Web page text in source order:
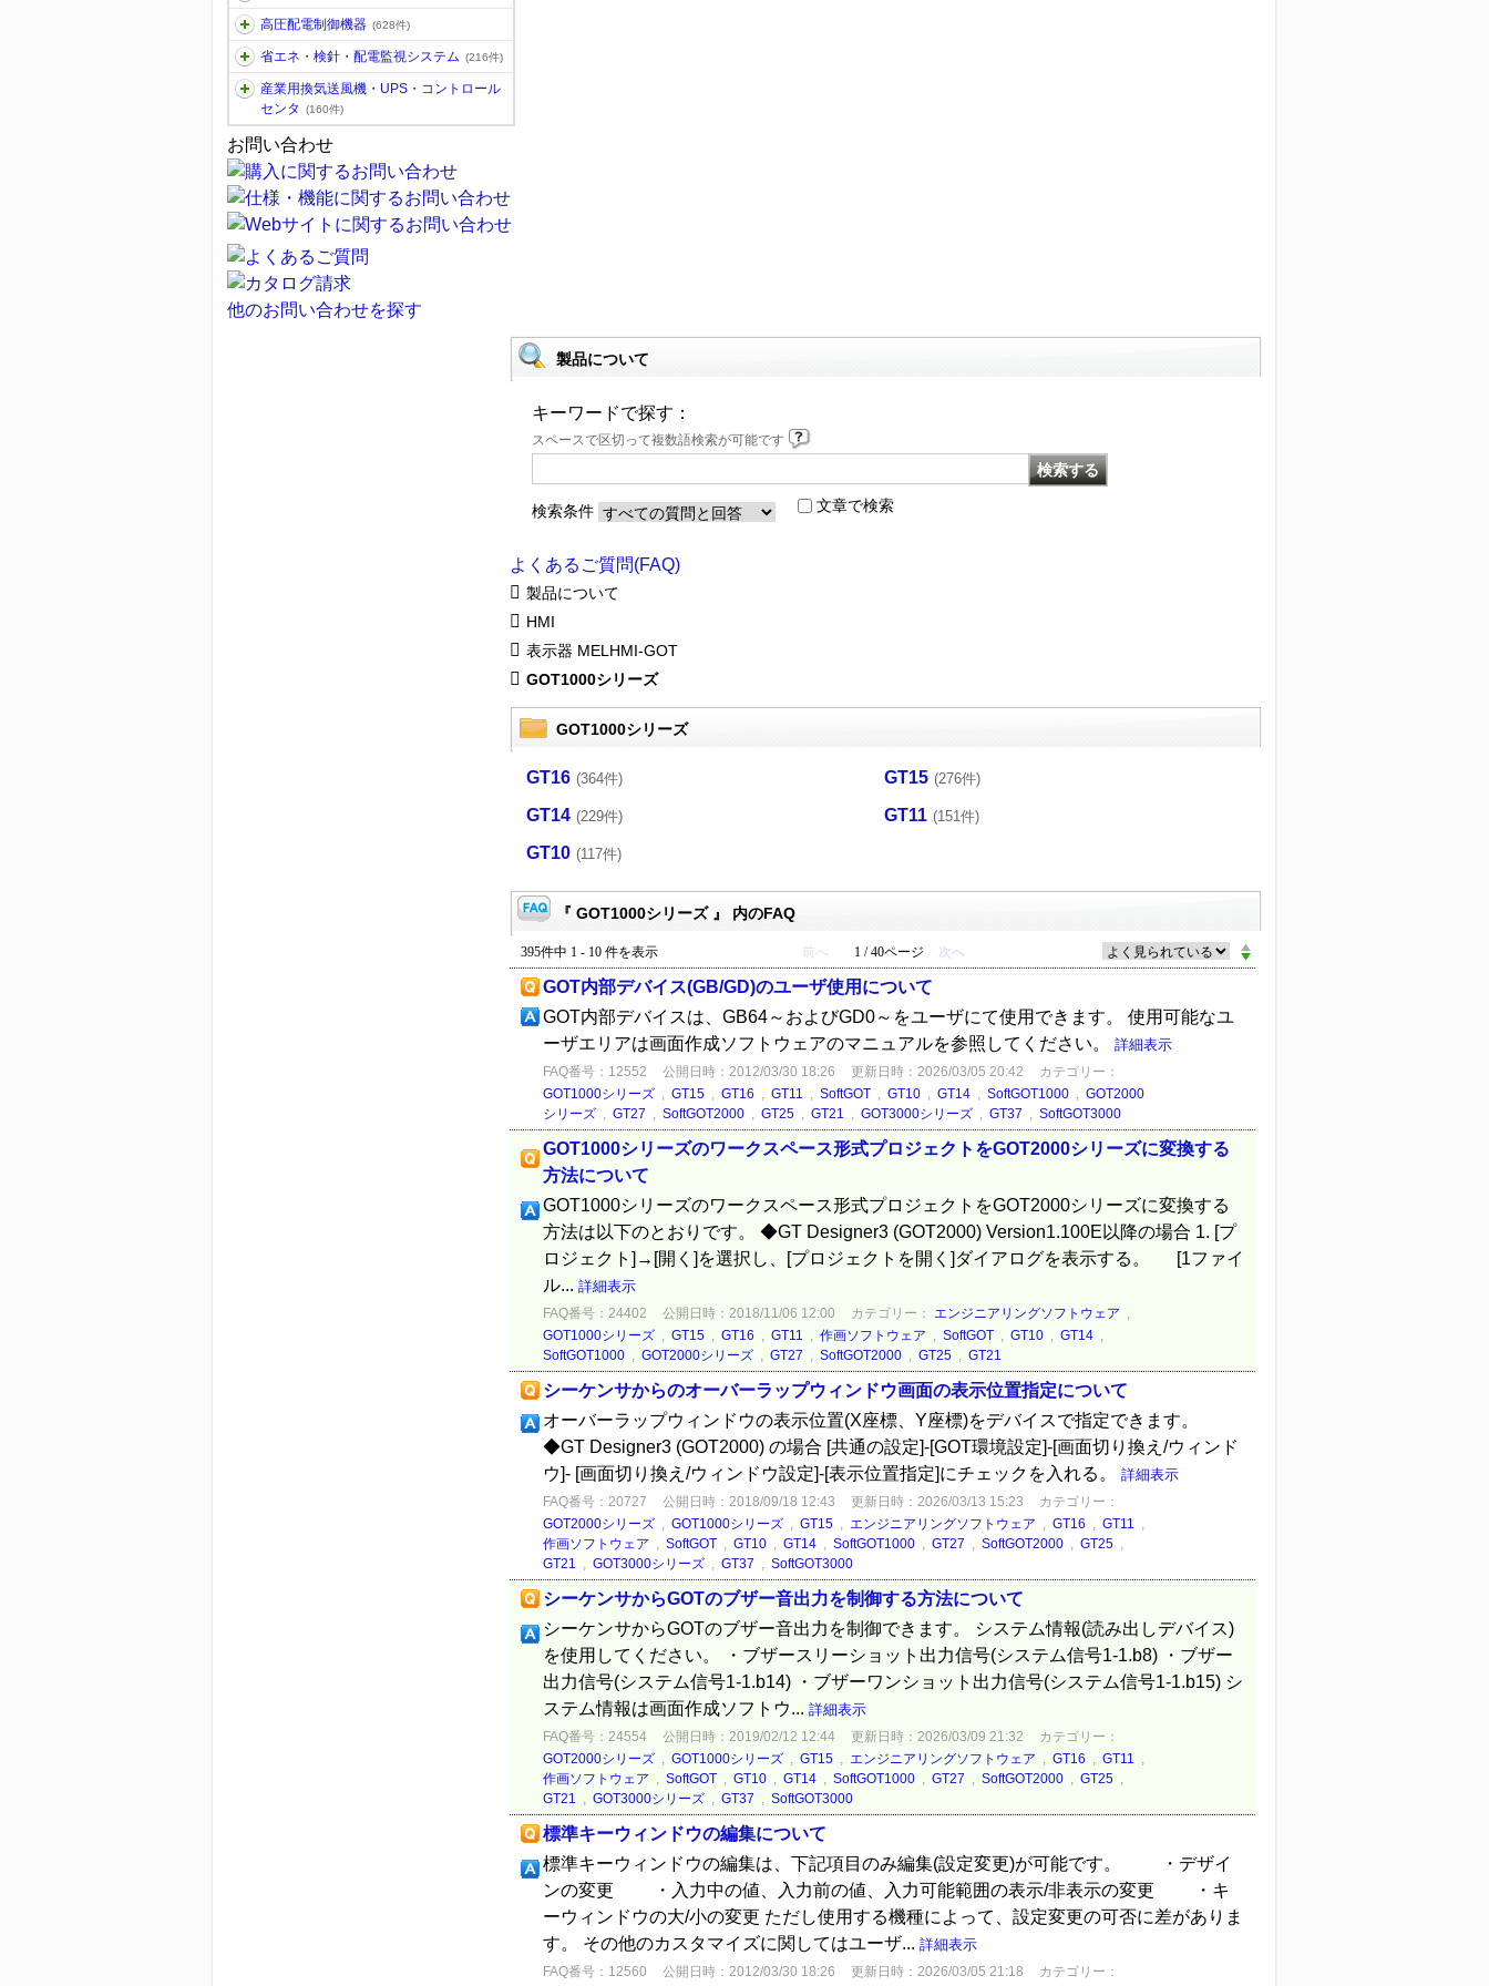
高圧配電制御機器 (628件)
省エネ・検針・配電監視システム (216件)
産業用換気送風機・UPS・コントロール
センタ
(160件)
お問い合わせ
他のお問い合わせを探す
製品について
キーワードで探す：
スペースで区切って複数語検索が可能です
検索条件 文章で検索
よくあるご質問(FAQ)
製品について
HMI
表示器 MELHMI-GOT
GOT1000シリーズ
GOT1000シリーズ
GT16 (364件) GT15 (276件)
GT14 (229件) GT11 (151件)
GT10 (117件)
『 GOT1000シリーズ 』 内のFAQ
395件中 1 - 10 件を表示 前へ 1 / 40ページ 次へ
GOT内部デバイス(GB/GD)のユーザ使用について
GOT内部デバイスは、GB64～およびGD0～をユーザにて使用できます。 使用可能なユ
ーザエリアは画面作成ソフトウェアのマニュアルを参照してください。 詳細表示
FAQ番号：12552 公開日時：2012/03/30 18:26 更新日時：2026/03/05 20:42
カテゴリー：
GOT1000シリーズ, GT15, GT16 , GT11 , SoftGOT, GT10, GT14, SoftGOT1000, GOT2000
シリーズ, GT27 , SoftGOT2000, GT25, GT21 , GOT3000シリーズ, GT37 , SoftGOT3000
GOT1000シリーズのワークスペース形式プロジェクトをGOT2000シリーズに変換する
方法について
GOT1000シリーズのワークスペース形式プロジェクトをGOT2000シリーズに変換する
方法は以下のとおりです。 ◆GT Designer3 (GOT2000) Version1.100E以降の場合 1. [プ
ロジェクト]→[開く]を選択し、[プロジェクトを開く]ダイアログを表示する。 [1ファイ
ル... 詳細表示
FAQ番号：24402 公開日時：2018/11/06 12:00 カテゴリー： エンジニアリングソフトウェア ,
GOT1000シリーズ, GT15, GT16 , GT11 , 作画ソフトウェア , SoftGOT, GT10, GT14,
SoftGOT1000, GOT2000シリーズ, GT27 , SoftGOT2000, GT25, GT21
シーケンサからのオーバーラップウィンドウ画面の表示位置指定について
オーバーラップウィンドウの表示位置(X座標、Y座標)をデバイスで指定できます。
◆GT Designer3 (GOT2000) の場合 [共通の設定]-[GOT環境設定]-[画面切り換え/ウィンド
ウ]- [画面切り換え/ウィンドウ設定]-[表示位置指定]にチェックを入れる。 詳細表示
FAQ番号：20727 公開日時：2018/09/18 12:43 更新日時：2026/03/13 15:23
カテゴリー：
GOT2000シリーズ, GOT1000シリーズ, GT15, エンジニアリングソフトウェア , GT16 , GT11 ,
作画ソフトウェア , SoftGOT, GT10, GT14, SoftGOT1000, GT27 , SoftGOT2000, GT25,
GT21 , GOT3000シリーズ, GT37 , SoftGOT3000
シーケンサからGOTのブザー音出力を制御する方法について
シーケンサからGOTのブザー音出力を制御できます。 システム情報(読み出しデバイス)
を使用してください。 ・ブザースリーショット出力信号(システム信号1-1.b8) ・ブザー
出力信号(システム信号1-1.b14) ・ブザーワンショット出力信号(システム信号1-1.b15) シ
ステム情報は画面作成ソフトウ... 詳細表示
FAQ番号：24554 公開日時：2019/02/12 12:44 更新日時：2026/03/09 21:32
カテゴリー：
GOT2000シリーズ, GOT1000シリーズ, GT15, エンジニアリングソフトウェア , GT16 , GT11 ,
作画ソフトウェア , SoftGOT, GT10, GT14, SoftGOT1000, GT27 , SoftGOT2000, GT25,
GT21 , GOT3000シリーズ, GT37 , SoftGOT3000
標準キーウィンドウの編集について
標準キーウィンドウの編集は、下記項目のみ編集(設定変更)が可能です。 ・デザイ
ンの変更 ・入力中の値、入力前の値、入力可能範囲の表示/非表示の変更 ・キ
ーウィンドウの大/小の変更 ただし使用する機種によって、設定変更の可否に差がありま
す。 その他のカスタマイズに関してはユーザ... 詳細表示
FAQ番号：12560 公開日時：2012/03/30 18:26 更新日時：2026/03/05 21:18 カテゴリー：